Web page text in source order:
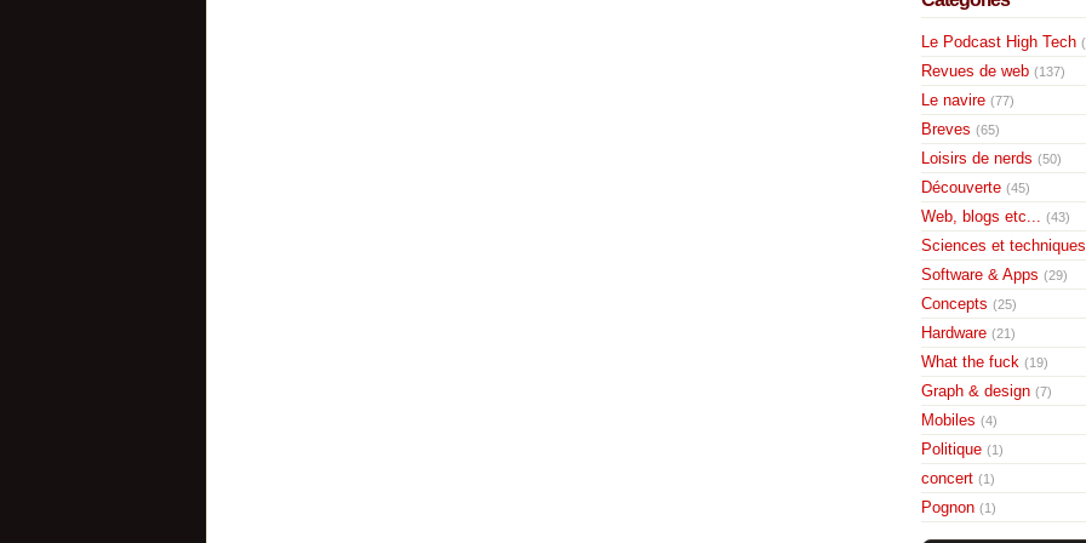
Le Podcast High Tech
Revues de web (137)
Le navire (77)
Breves (65)
Loisirs de nerds (50)
Découverte (45)
Web, blogs etc... (43)
Sciences et techniques
Software & Apps (29)
Concepts (25)
Hardware (21)
What the fuck (19)
Graph & design (7)
Mobiles (4)
Politique (1)
concert (1)
Pognon (1)